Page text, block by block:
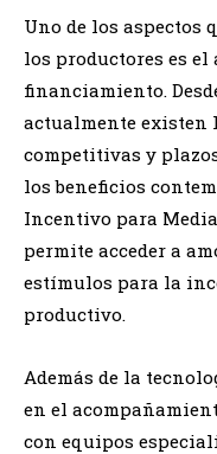
Uno de los aspectos
los productores es el
financiamiento.
actualmente existen
competitivas y
los beneficios
Incentivo para
permite acceder a
estímulos para la
productivo.
Además de la
en el
con equipos